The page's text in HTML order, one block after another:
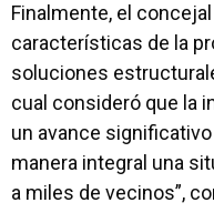
Finalmente, el
características de la
soluciones
cual consideró que la
un avance
manera integral una
a miles de vecinos”,